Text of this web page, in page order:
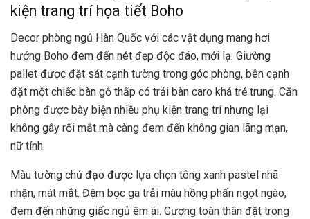
kiện trang trí họa tiết Boho
Decor phòng ngủ Hàn Quốc với các vật dụng mang hơi
hướng Boho đem đến nét đẹp độc đáo, mới lạ. Giường
pallet được đặt sát cạnh tường trong góc phòng, bên cạnh
đặt một chiếc bàn gỗ thấp có trải bàn caro khá trẻ trung. Căn
phòng được bày biện nhiều phụ kiện trang trí nhưng lại
không gây rối mắt mà càng đem đến không gian lãng mạn,
nữ tính.
Màu tường chủ đạo được lựa chọn tông xanh pastel nhã
nhặn, mát mắt. Đệm bọc ga trải màu hồng phấn ngọt ngào,
đem đến những giấc ngủ êm ái. Gương toàn thân đặt trong